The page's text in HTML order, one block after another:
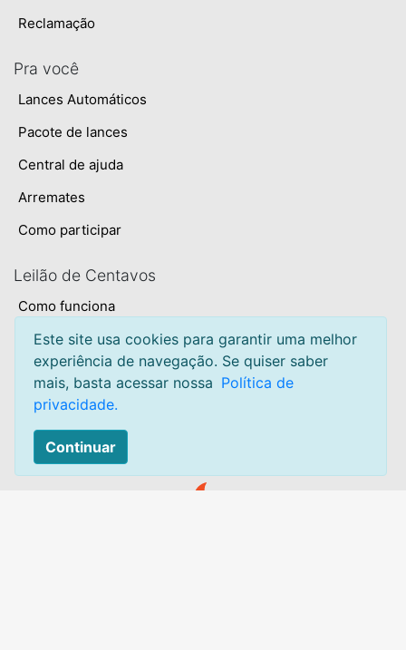
Reclamação
Pra você
Lances Automáticos
Pacote de lances
Central de ajuda
Arremates
Como participar
Leilão de Centavos
Como funciona
Termos e condições
Privacidade
Sobre
Mapa do site
Este site usa cookies para garantir uma melhor
experiência de navegação. Se quiser saber
mais, basta acessar nossa Política de
privacidade.
Continuar